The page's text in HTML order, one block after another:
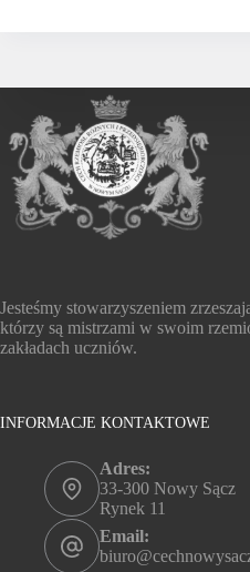
Jesteśmy stowarzyszeniem
którzy są mistrzami w swoim
zakładach uczniów.
INFORMACJE KONTAKTOWE
Adres:
33-300 Nowy Sącz
Rynek 11
Email: